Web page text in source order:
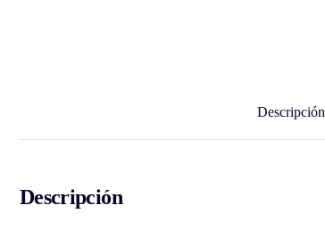
Descripción
Descripción